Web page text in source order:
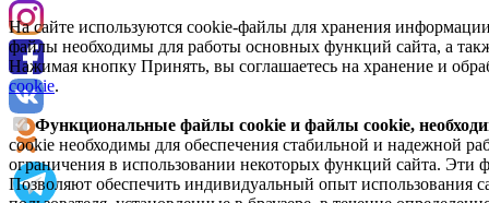
На сайте используются cookie-файлы для хранения
файлы необходимы для работы основных функций сайта, а
Нажимая кнопку Принять, вы соглашаетесь на хранение и
cookie.
Функциональные файлы cookie и файлы cookie,
cookie необходимы для обеспечения стабильной и надежной
ограничения в использовании некоторых функций сайта. Эти
Позволяют обеспечить индивидуальный опыт использования